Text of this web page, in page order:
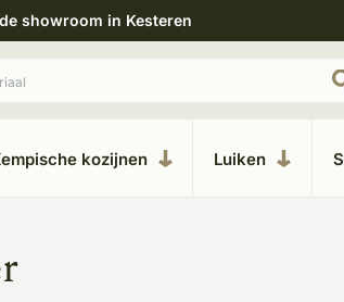
showroom in Kesteren
kozijnen Luiken